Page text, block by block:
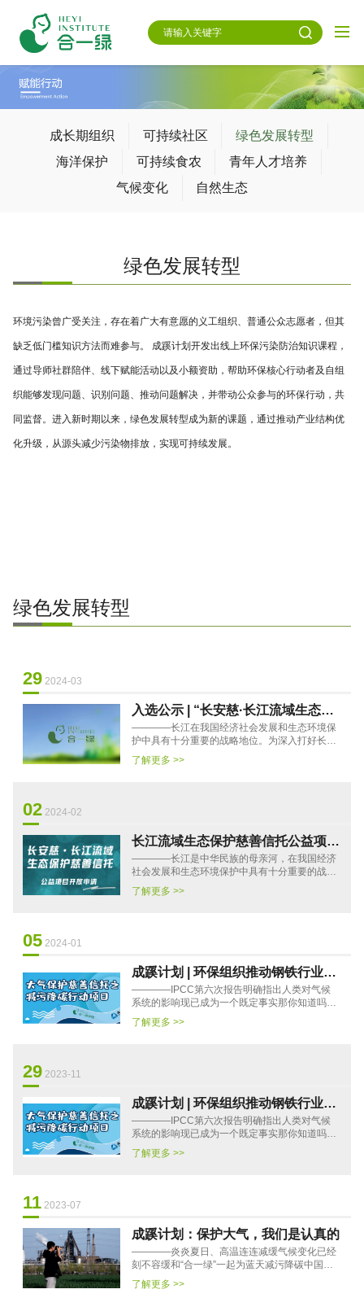
成长期组织 可持续社区
绿色发展转型
海洋保护
可持续食农
青年人才培养
气候变化
自然生态
绿色发展转型
环境污染曾广受关注，存在着广大有意愿的义工组织、普通公众志愿者，但其
缺乏低门槛知识方法而难参与。 成蹊计划开发出线上环保污染防治知识课程，
通过导师社群陪伴、线下赋能活动以及小额资助，帮助环保核心行动者及自组
织能够发现问题、识别问题、推动问题解决，并带动公众参与的环保行动，共
同监督。进入新时期以来，绿色发展转型成为新的课题，通过推动产业结构优
化升级，从源头减少污染物排放，实现可持续发展。
绿色发展转型
29 2024-03
入选公示 | “长安慈·长江流域生态保
护慈善信托”2024年度公益项目
————长江在我国经济社会发展和生态环境保
护中具有十分重要的战略地位。为深入打好长江
保护修复攻坚战，推进美丽河湖保护与建设，持
续改善长江生态环境，全···
了解更多 >>
02 2024-02
长江流域生态保护慈善信托公益项目
开放申请
————长江是中华民族的母亲河，在我国经济
社会发展和生态环境保护中具有十分重要的战略
地位。作为中国重要的生态安全屏障，长江曾因
为大规模开发导致生态环···
了解更多 >>
05 2024-01
成蹊计划 | 环保组织推动钢铁行业减
污降碳之产能置换篇
————IPCC第六次报告明确指出人类对气候
系统的影响现已成为一个既定事实那你知道吗？
在所有人类活动中能源消耗占到了温室气体排放
量的73.2%其中有7.2%来自于···
了解更多 >>
29 2023-11
成蹊计划 | 环保组织推动钢铁行业减
污降碳之超低排放改造篇
————IPCC第六次报告明确指出人类对气候
系统的影响现已成为一个既定事实那你知道吗？
在所有人类活动中能源消耗占到了温室气体排放
量的73.2%其中有7.2%来自于···
了解更多 >>
11 2023-07
成蹊计划：保护大气，我们是认真的
————炎炎夏日、高温连连减缓气候变化已经
刻不容缓和“合一绿”一起为蓝天减污降碳中国的
大气污染防治自上世纪七十年代开始至今，主要
污染源与污染物伴随着···
了解更多 >>